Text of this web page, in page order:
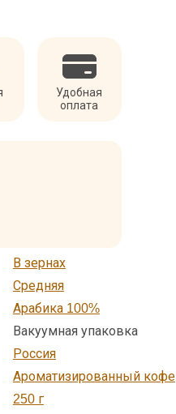
Удобная
оплата
В зернах
Средняя
Арабика 100%
Вакуумная упаковка
Россия
Ароматизированный кофе
250 г